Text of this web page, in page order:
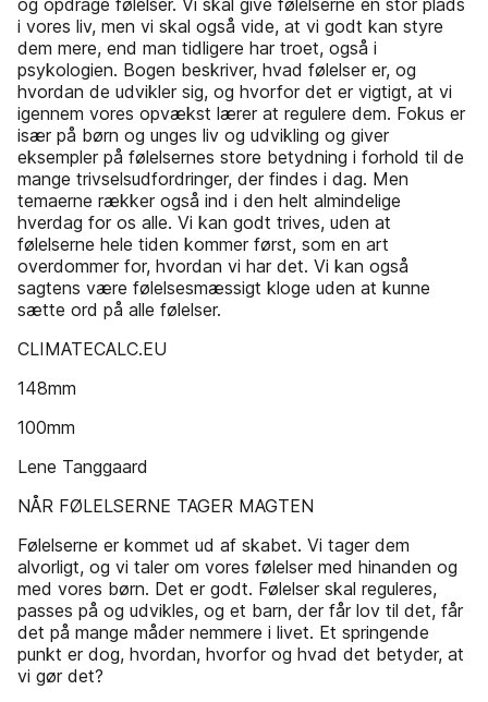
og opdrage følelser. Vi skal give følelserne en stor plads
i vores liv, men vi skal også vide, at vi godt kan styre
dem mere, end man tidligere har troet, også i
psykologien. Bogen beskriver, hvad følelser er, og
hvordan de udvikler sig, og hvorfor det er vigtigt, at vi
igennem vores opvækst lærer at regulere dem. Fokus er
især på børn og unges liv og udvikling og giver
eksempler på følelsernes store betydning i forhold til de
mange trivselsudfordringer, der findes i dag. Men
temaerne rækker også ind i den helt almindelige
hverdag for os alle. Vi kan godt trives, uden at
følelserne hele tiden kommer først, som en art
overdommer for, hvordan vi har det. Vi kan også
sagtens være følelsesmæssigt kloge uden at kunne
sætte ord på alle følelser.
CLIMATECALC.EU
148mm
100mm
Lene Tanggaard
NÅR FØLELSERNE TAGER MAGTEN
Følelserne er kommet ud af skabet. Vi tager dem
alvorligt, og vi taler om vores følelser med hinanden og
med vores børn. Det er godt. Følelser skal reguleres,
passes på og udvikles, og et barn, der får lov til det, får
det på mange måder nemmere i livet. Et springende
punkt er dog, hvordan, hvorfor og hvad det betyder, at
vi gør det?